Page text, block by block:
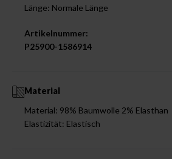
Länge: Normale Länge
Artikelnummer:
P25900-1586914
Material
Material: 98% Baumwolle 2% Elasthan
Elastizität: Elastisch